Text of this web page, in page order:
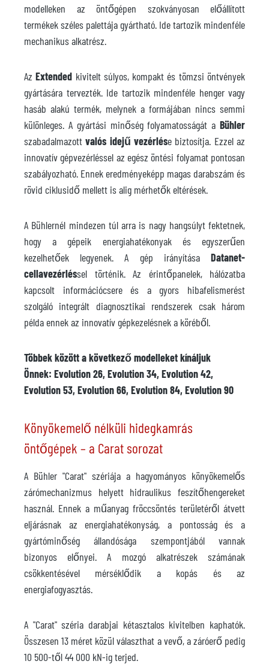
modelleken az öntőgépen szokványosan előállított
termékek széles palettája gyártható. Ide tartozik mindenféle
mechanikus alkatrész.
AzExtended kivitelt súlyos, kompakt és tömzsi öntvények
gyártására tervezték. Ide tartozik mindenféle henger vagy
hasáb alakú termék, melynek a formájában nincs semmi
különleges. A gyártási minőség folyamatosságát a Bühler
szabadalmazottvalós idejű vezérlése biztosítja. Ezzel az
innovatív gépvezérléssel az egész öntési folyamat pontosan
szabályozható. Ennek eredményeképp magas darabszám és
rövid ciklusidő mellett is alig mérhetők eltérések.
A Bühlernél mindezen túl arra is nagy hangsúlyt fektetnek,
hogy a gépeik energiahatékonyak és egyszerűen
kezelhetőek legyenek. A gép irányítása Datanet-
cellavezérléssel történik. Az érintőpanelek, hálózatba
kapcsolt információcsere és a gyors hibafelismerést
szolgáló integrált diagnosztikai rendszerek csak három
példa ennek az innovatív gépkezelésnek a köréből.
Többek között a következő modelleket kínáljuk
Önnek: Evolution 26, Evolution 34, Evolution 42,
Evolution 53, Evolution 66, Evolution 84, Evolution 90
Könyökemelő nélküli hidegkamrás
öntőgépek – a Carat sorozat
A Bühler "Carat" szériája a hagyományos könyökemelős
zárómechanizmus helyett hidraulikus feszítőhengereket
használ. Ennek a műanyag fröccsöntés területéről átvett
eljárásnak az energiahatékonyság, a pontosság és a
gyártóminőség állandósága szempontjából vannak
bizonyos előnyei. A mozgó alkatrészek számának
csökkentésével mérséklődik a kopás és az
energiafogyasztás.
A "Carat" széria darabjai kétasztalos kivitelben kaphatók.
Összesen 13 méret közül választhat a vevő, a záróerő pedig
10 500-től 44 000 kN-ig terjed.